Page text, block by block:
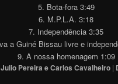
5. Bota-fora 3:49
6. M.P.L.A. 3:18
7. Independência 3:35
a Guiné Bissau livre e
9. A nossa homenagem 1:09
Julio Pereira e Carlos Cavalheiro |